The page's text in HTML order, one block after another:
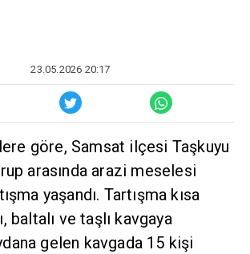
23.05.2026 20:17
göre, Samsat ilçesi Taşkuyu
arasında arazi meselesi
yaşandı. Tartışma kısa
baltalı ve taşlı kavgaya
gelen kavgada 15 kişi